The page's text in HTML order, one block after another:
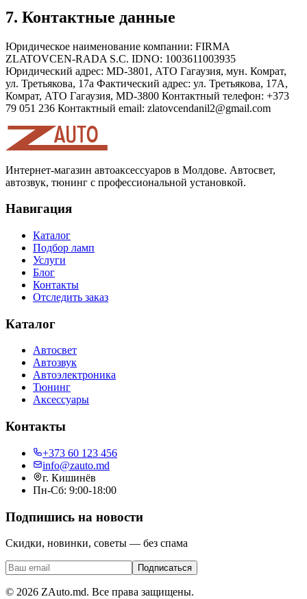
7. Контактные данные
Юридическое наименование компании: FIRMA
ZLATOVCEN-RADA S.C. IDNO: 1003611003935
Юридический адрес: MD-3801, АТО Гагаузия, мун. Комрат,
ул. Третьякова, 17a Фактический адрес: ул. Третьякова, 17A,
Комрат, АТО Гагаузия, MD-3800 Контактный телефон: +373
79 051 236 Контактный email: zlatovcendanil2@gmail.com
Интернет-магазин автоаксессуаров в Молдове. Автосвет,
автозвук, тюнинг с профессиональной установкой.
Навигация
Каталог
Подбор ламп
Услуги
Блог
Контакты
Отследить заказ
Каталог
Автосвет
Автозвук
Автоэлектроника
Тюнинг
Аксессуары
Контакты
+373 60 123 456
info@zauto.md
г. Кишинёв
Пн-Сб: 9:00-18:00
Подпишись на новости
Скидки, новинки, советы — без спама
Подписаться
© 2026 ZAuto.md. Все права защищены.